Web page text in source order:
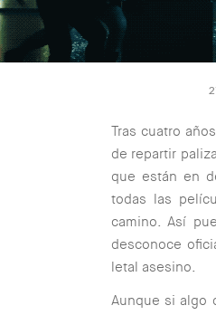
Tras cuatro
de repartir
que están en
todas las
camino. Así
desconoce
letal asesino.
Aunque si algo